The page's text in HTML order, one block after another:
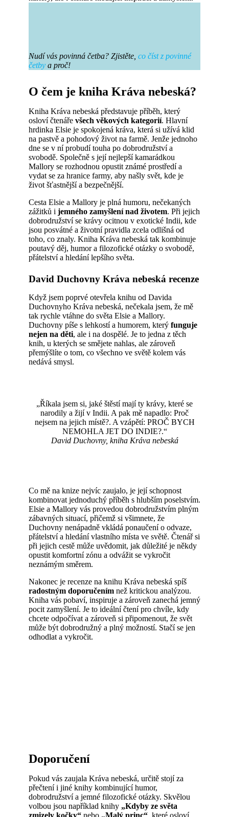
Nudí vás povinná četba? Zjistěte, co číst z povinné
četby a proč!
O čem je kniha Kráva nebeská?
Kniha Kráva nebeská představuje příběh, který
osloví čtenáře všech věkových kategorií. Hlavní
hrdinka Elsie je spokojená kráva, která si užívá klid
na pastvě a pohodový život na farmě. Jenže jednoho
dne se v ní probudí touha po dobrodružství a
svobodě. Společně s její nejlepší kamarádkou
Mallory se rozhodnou opustit známé prostředí a
vydat se za hranice farmy, aby našly svět, kde je
život šťastnější a bezpečnější.
Cesta Elsie a Mallory je plná humoru, nečekaných
zážitků i jemného zamyšlení nad životem. Při jejich
dobrodružství se krávy ocitnou v exotické Indii, kde
jsou posvátné a životní pravidla zcela odlišná od
toho, co znaly. Kniha Kráva nebeská tak kombinuje
poutavý děj, humor a filozofické otázky o svobodě,
přátelství a hledání lepšího světa.
David Duchovny Kráva nebeská recenze
Když jsem poprvé otevřela knihu od Davida
Duchovnyho Kráva nebeská, nečekala jsem, že mě
tak rychle vtáhne do světa Elsie a Mallory.
Duchovny píše s lehkostí a humorem, který funguje
nejen na děti, ale i na dospělé. Je to jedna z těch
knih, u kterých se smějete nahlas, ale zároveň
přemýšlíte o tom, co všechno ve světě kolem vás
nedává smysl.
„Říkala jsem si, jaké štěstí mají ty krávy, které se
narodily a žijí v Indii. A pak mě napadlo: Proč
nejsem na jejich místě?. A vzápětí: PROČ BYCH
NEMOHLA JET DO INDIE?.“
David Duchovny, kniha Kráva nebeská
Co mě na knize nejvíc zaujalo, je její schopnost
kombinovat jednoduchý příběh s hlubším poselstvím.
Elsie a Mallory vás provedou dobrodružstvím plným
zábavných situací, přičemž si všimnete, že
Duchovny nenápadně vkládá ponaučení o odvaze,
přátelství a hledání vlastního místa ve světě. Čtenář si
při jejich cestě může uvědomit, jak důležité je někdy
opustit komfortní zónu a odvážit se vykročit
neznámým směrem.
Nakonec je recenze na knihu Kráva nebeská spíš
radostným doporučením než kritickou analýzou.
Kniha vás pobaví, inspiruje a zároveň zanechá jemný
pocit zamyšlení. Je to ideální čtení pro chvíle, kdy
chcete odpočívat a zároveň si připomenout, že svět
může být dobrodružný a plný možností. Stačí se jen
odhodlat a vykročit.
Doporučení
Pokud vás zaujala Kráva nebeská, určitě stojí za
přečtení i jiné knihy kombinující humor,
dobrodružství a jemné filozofické otázky. Skvělou
volbou jsou například knihy „Kdyby ze světa
zmizely kočky“ nebo „Malý princ“ , které osloví